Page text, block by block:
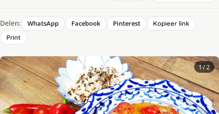
Delen: WhatsApp Facebook Pinterest
Kopieer link
Print
1/ 2